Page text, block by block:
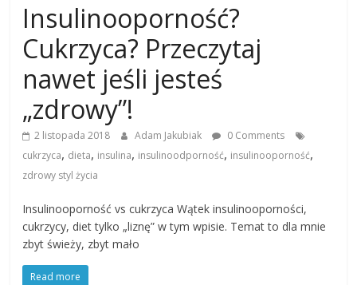
Insulinooporność?
Cukrzyca? Przeczytaj
nawet jeśli jesteś
„zdrowy”!
2 listopada 2018 Adam Jakubiak
0 Comments
cukrzyca, dieta, insulina, insulinoodporność, insulinooporność,
zdrowy styl życia
Insulinooporność vs cukrzyca Wątek insulinooporności,
cukrzycy, diet tylko „liznę” w tym wpisie. Temat to dla mnie
zbyt świeży, zbyt mało
Read more